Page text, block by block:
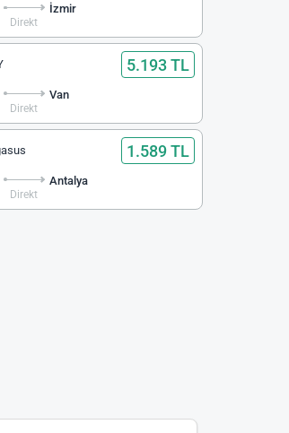
Direkt
İzmir
5.193 TL
Direkt
Van
1.589 TL
Direkt
Antalya